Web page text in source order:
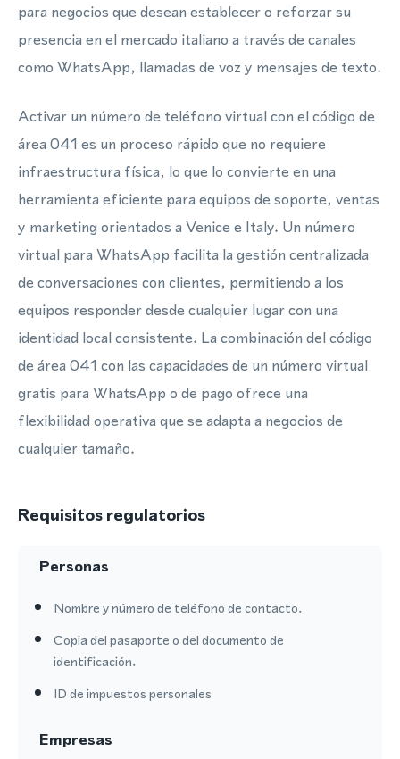
para negocios que desean establecer o reforzar su
presencia en el mercado italiano a través de canales
como WhatsApp, llamadas de voz y mensajes de texto.
Activar un número de teléfono virtual con el código de
área 041 es un proceso rápido que no requiere
infraestructura física, lo que lo convierte en una
herramienta eficiente para equipos de soporte, ventas
y marketing orientados a Venice e Italy. Un número
virtual para WhatsApp facilita la gestión centralizada
de conversaciones con clientes, permitiendo a los
equipos responder desde cualquier lugar con una
identidad local consistente. La combinación del código
de área 041 con las capacidades de un número virtual
gratis para WhatsApp o de pago ofrece una
flexibilidad operativa que se adapta a negocios de
cualquier tamaño.
Requisitos regulatorios
Personas
Nombre y número de teléfono de contacto.
Copia del pasaporte o del documento de
identificación.
ID de impuestos personales
Empresas